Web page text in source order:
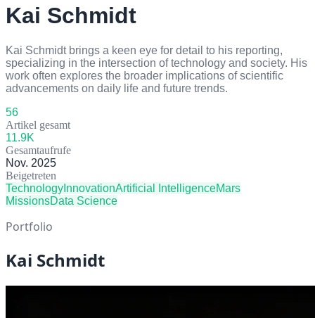
Kai Schmidt
Kai Schmidt brings a keen eye for detail to his reporting,
specializing in the intersection of technology and society. His
work often explores the broader implications of scientific
advancements on daily life and future trends.
56
Artikel gesamt
11.9K
Gesamtaufrufe
Nov. 2025
Beigetreten
Technology InnovationArtificial IntelligenceMars
MissionsData Science
Portfolio
Kai Schmidt